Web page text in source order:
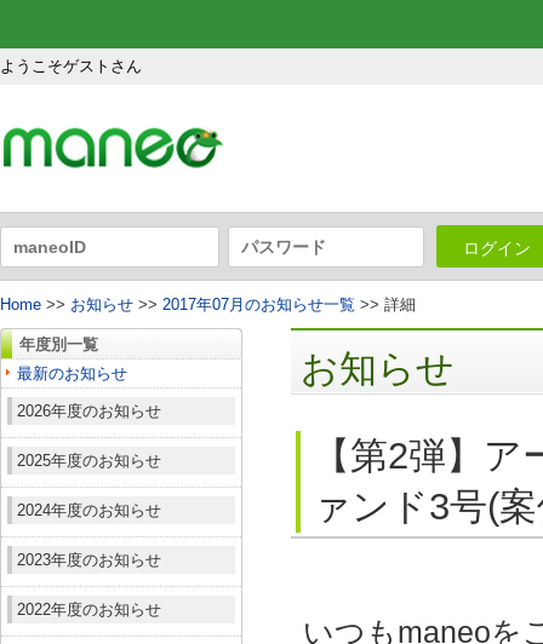
ようこそゲストさん
ログイン
Home >> お知らせ >> 2017年07月のお知らせ一覧 >> 詳細
年度別一覧
最新のお知らせ
2026年度のお知らせ
2025年度のお知らせ
2024年度のお知らせ
2023年度のお知らせ
2022年度のお知らせ
お知らせ
【第2弾】
ァンド3号(
いつもmaneoを